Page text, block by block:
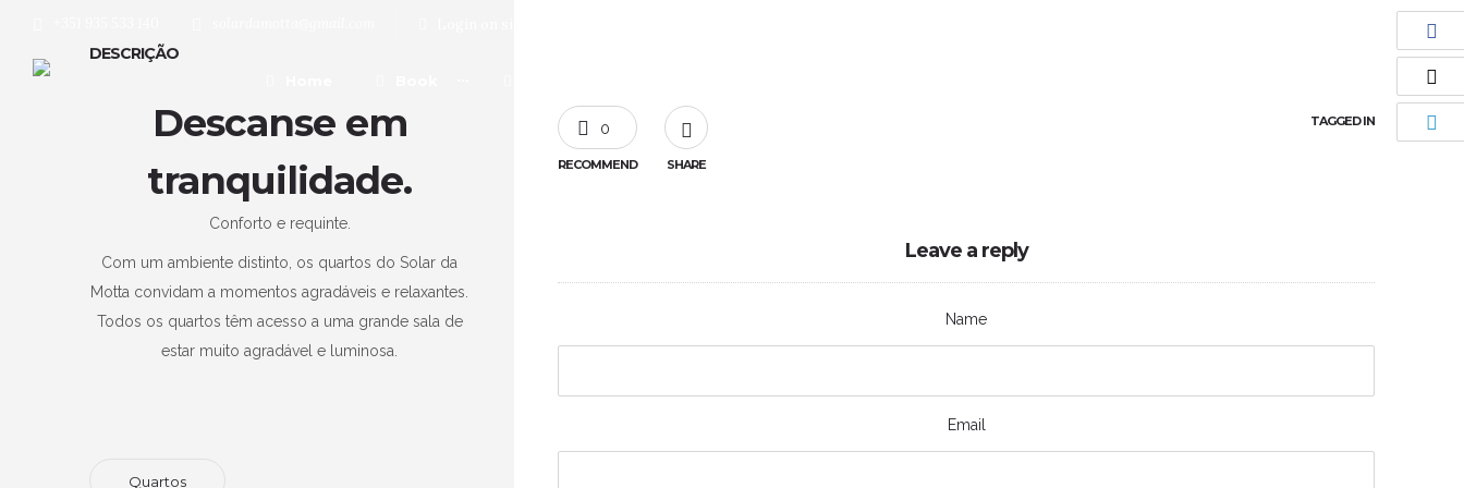
0
RECOMMEND SHARE
TAGGED IN
Leave a reply
Name
Email
DESCRIÇÃO
Descanse em
tranquilidade.
Conforto e requinte.
Com um ambiente distinto, os quartos do Solar da
Motta convidam a momentos agradáveis e relaxantes.
Todos os quartos têm acesso a uma grande sala de
estar muito agradável e luminosa.
Quartos